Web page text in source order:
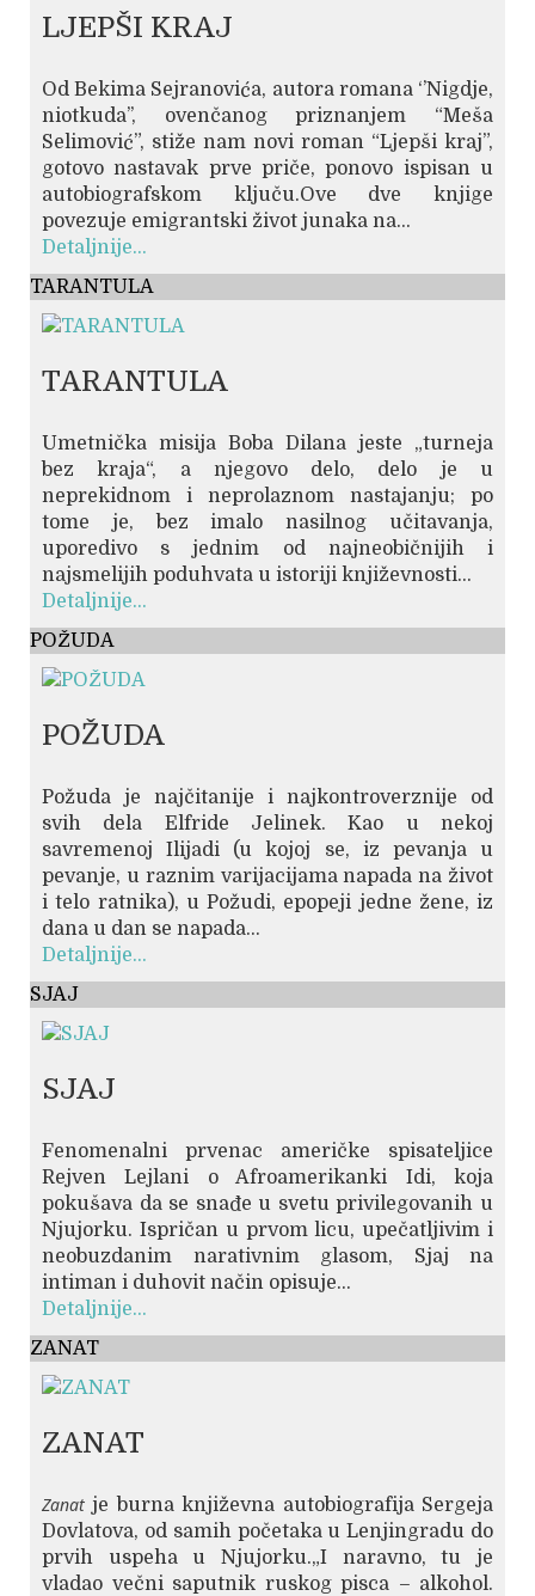
LJEPŠI KRAJ
Od Bekima Sejranovića, autora romana ‘’Nigdje,
niotkuda’’, ovenčanog priznanjem “Meša
Selimović”, stiže nam novi roman “Ljepši kraj”,
gotovo nastavak prve priče, ponovo ispisan u
autobiografskom ključu.Ove dve knjige
povezuje emigrantski život junaka na...
Detaljnije...
TARANTULA
TARANTULA
Umetnička misija Boba Dilana jeste „turneja
bez kraja“, a njegovo delo, delo je u
neprekidnom i neprolaznom nastajanju; po
tome je, bez imalo nasilnog učitavanja,
uporedivo s jednim od najneobičnijih i
najsmelijih poduhvata u istoriji književnosti...
Detaljnije...
POŽUDA
POŽUDA
Požuda je najčitanije i najkontroverznije od
svih dela Elfride Jelinek. Kao u nekoj
savremenoj Ilijadi (u kojoj se, iz pevanja u
pevanje, u raznim varijacijama napada na život
i telo ratnika), u Požudi, epopeji jedne žene, iz
dana u dan se napada...
Detaljnije...
SJAJ
SJAJ
Fenomenalni prvenac američke spisateljice
Rejven Lejlani o Afroamerikanki Idi, koja
pokušava da se snađe u svetu privilegovanih u
Njujorku. Ispričan u prvom licu, upečatljivim i
neobuzdanim narativnim glasom, Sjaj na
intiman i duhovit način opisuje...
Detaljnije...
ZANAT
ZANAT
Zanat je burna književna autobiografija Sergeja
Dovlatova, od samih početaka u Lenjingradu do
prvih uspeha u Njujorku.„I naravno, tu je
vladao večni saputnik ruskog pisca – alkohol.